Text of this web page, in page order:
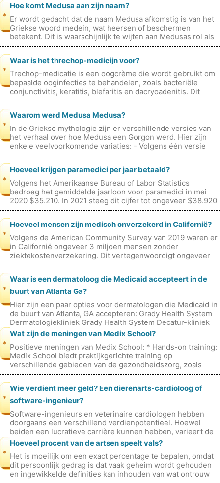
*
Hoe komt Medusa aan zijn naam?
Er wordt gedacht dat de naam Medusa afkomstig is van het
Griekse woord medein, wat heersen of beschermen
betekent. Dit is waarschijnlijk te wijten aan Medusas rol als
beschermer en beschermf
*
Waar is het threchop-medicijn voor?
Trechop-medicatie is een oogcrème die wordt gebruikt om
bepaalde ooginfecties te behandelen, zoals bacteriële
conjunctivitis, keratitis, blefaritis en dacryoadenitis. Dit
medicijn behoort to
*
Waarom werd Medusa Medusa?
In de Griekse mythologie zijn er verschillende versies van
het verhaal over hoe Medusa een Gorgon werd. Hier zijn
enkele veelvoorkomende variaties: - Volgens één versie
Medusa was oorspronk
*
Hoeveel krijgen paramedici per jaar betaald?
Volgens het Amerikaanse Bureau of Labor Statistics
bedroeg het gemiddelde jaarloon voor paramedici in mei
2020 $35.210. In 2021 steeg dit cijfer tot ongeveer $38.920
per jaar.
*
Hoeveel mensen zijn medisch onverzekerd in Californië?
Volgens de American Community Survey van 2019 waren er
in Californië ongeveer 3 miljoen mensen zonder
ziektekostenverzekering. Dit vertegenwoordigt ongeveer
7,5% van de bevolking, wat hoger
*
Waar is een dermatoloog die Medicaid accepteert in de
buurt van Atlanta Ga?
Hier zijn een paar opties voor dermatologen die Medicaid in
de buurt van Atlanta, GA accepteren: Grady Health System
Dermatologiekliniek Grady Health System Decatur-kliniek
Candlerweg 287
*
Wat zijn de meningen van Medix School?
Positieve meningen van Medix School: * Hands-on training:
Medix School biedt praktijkgerichte training op
verschillende gebieden van de gezondheidszorg, zoals
medische assistentie, verplee
*
Wie verdient meer geld? Een dierenarts-cardioloog of
software-ingenieur?
Software-ingenieurs en veterinaire cardiologen hebben
doorgaans een verschillend verdienpotentieel. Hoewel
beiden een lucratieve carrière kunnen hebben, varieert de
beloning op basis van fac
*
Hoeveel procent van de artsen speelt vals?
Het is moeilijk om een ​​exact percentage te bepalen, omdat
dit persoonlijk gedrag is dat vaak geheim wordt gehouden
en ingewikkelde definities kan inhouden van wat ontrouw